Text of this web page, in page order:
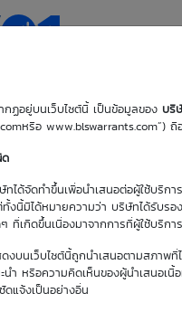
ฏอยู่บนเว็บไซต์นี้ เป็นข้อมูลของ บริ
หรือ www.blswarrants.com”)
ได้จัดทำขึ้นเพื่อนำเสนอต่อผู้ใช้บริก
ทั้งนี้มิได้หมายความว่า บริษัทได้รับร
ที่เกิดขึ้นเนื่องมาจากการที่ผู้ใช้บริกา
งบนเว็บไซต์นี้ถูกนำเสนอตามสภาพที่
นำ หรือความคิดเห็นของผู้นำเสนอเ
ดแจ้งเป็นอย่างอื่น
Home